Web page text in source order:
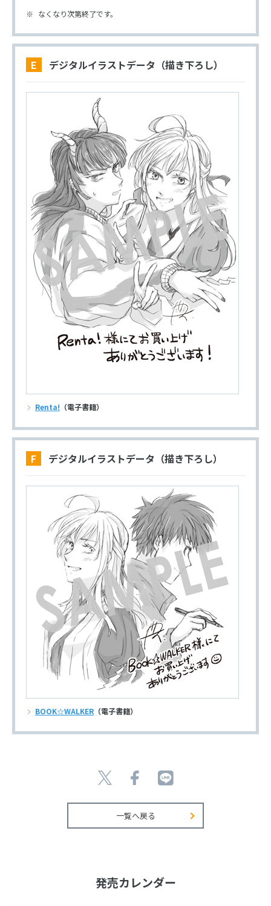
なくなり次第終了です。
E デジタルイラストデータ（描き下ろし）
Renta! （電子書籍）
F デジタルイラストデータ（描き下ろし）
BOOK☆WALKER （電子書籍）
一覧へ戻る
発売カレンダー